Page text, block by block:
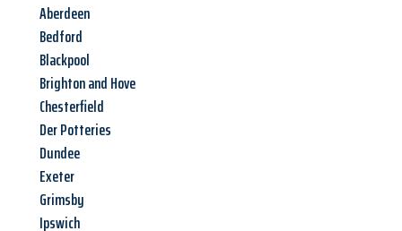
Aberdeen
Bedford
Blackpool
Brighton and Hove
Chesterfield
Der Potteries
Dundee
Exeter
Grimsby
Ipswich